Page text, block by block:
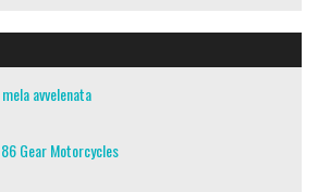
avvelenata
Gear Motorcycles